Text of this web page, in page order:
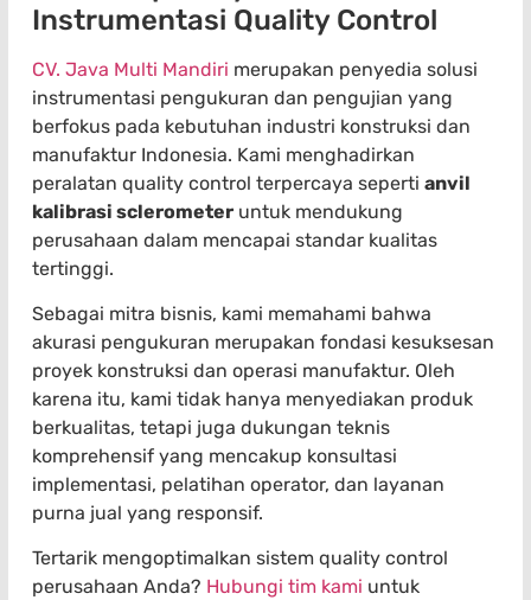
Instrumentasi Quality Control
CV. Java Multi Mandiri merupakan penyedia solusi
instrumentasi pengukuran dan pengujian yang
berfokus pada kebutuhan industri konstruksi dan
manufaktur Indonesia. Kami menghadirkan
peralatan quality control terpercaya seperti anvil
kalibrasi sclerometer untuk mendukung
perusahaan dalam mencapai standar kualitas
tertinggi.
Sebagai mitra bisnis, kami memahami bahwa
akurasi pengukuran merupakan fondasi kesuksesan
proyek konstruksi dan operasi manufaktur. Oleh
karena itu, kami tidak hanya menyediakan produk
berkualitas, tetapi juga dukungan teknis
komprehensif yang mencakup konsultasi
implementasi, pelatihan operator, dan layanan
purna jual yang responsif.
Tertarik mengoptimalkan sistem quality control
perusahaan Anda? Hubungi tim kami untuk